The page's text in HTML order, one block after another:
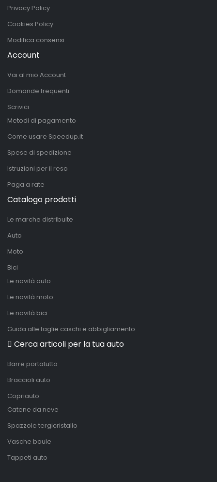
Privacy Policy
Cookies Policy
Modifica consensi
Account
Vai al mio Account
Domande frequenti
Scrivici
Metodi di pagamento
Come usare Speedup.it
Spese di spedizione
Istruzioni per il reso
Paga a rate
Catalogo prodotti
Le marche distribuite
Auto
Moto
Bici
Le novità auto
Le novità moto
Le novità bici
Guida alle taglie caschi e abbigliamento
Cerca articoli per la tua auto
Barre portatutto
Braccioli auto
Copriauto
Catene da neve
Spazzole tergicristallo
Vasche baule
Tappeti auto